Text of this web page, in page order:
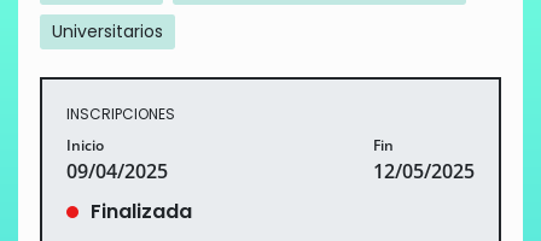
Universitarios
INSCRIPCIONES
Inicio
09/04/2025
Fin
12/05/2025
Finalizada